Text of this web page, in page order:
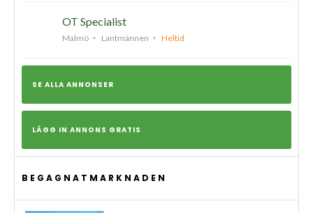
OT Specialist
Malmö Lantmännen Heltid
SE ALLA ANNONSER
LÄGG IN ANNONS GRATIS
BEGAGNATMARKNADEN